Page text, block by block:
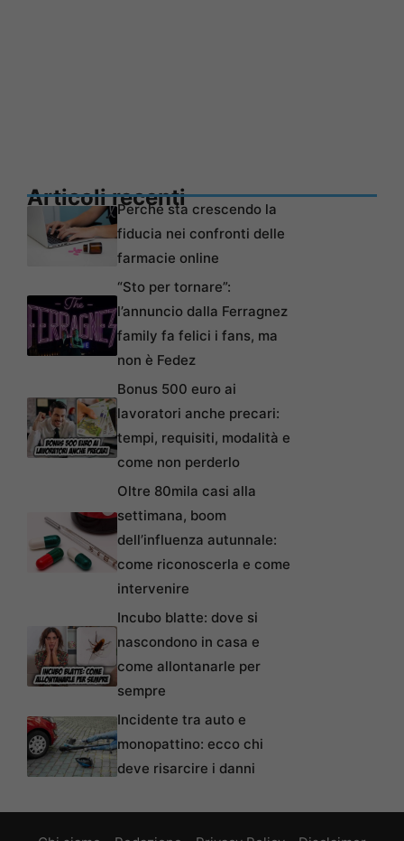
Articoli recentiPerché sta crescendo la
fiducia nei confronti delle
farmacie online
“Sto per tornare”:
l’annuncio dalla Ferragnez
family fa felici i fans, ma
non è Fedez
Bonus 500 euro ai
lavoratori anche precari:
tempi, requisiti, modalità e
come non perderlo
Oltre 80mila casi alla
settimana, boom
dell’influenza autunnale:
come riconoscerla e come
intervenire
Incubo blatte: dove si
nascondono in casa e
come allontanarle per
sempre
Incidente tra auto e
monopattino: ecco chi
deve risarcire i danni